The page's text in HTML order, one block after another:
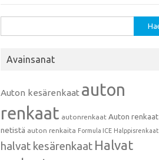
Avainsanat
Auton kesärenkaat auton
renkaat autonrenkaat Auton renkaat
netistä auton renkaita Formula ICE Halppisrenkaat
halvat kesärenkaat Halvat